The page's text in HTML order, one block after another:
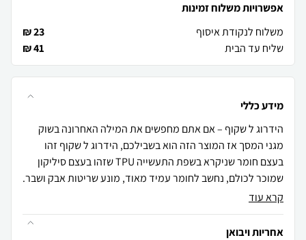
אפשרויות משלוח זמינות
משלוח לנקודת איסוף
23 ₪
שליח עד הבית
41 ₪
מידע כללי
הידרוג ל שקוף – אם אתם מחפשים את המילה האחרונה בשוק
מגני המסך אז המוצר הזה הוא בשבילכם, הידרוג ל שקוף זהו
בעצם חומר שניקרא בשפת התעשייה TPU שזהו בעצם סיליקון
שמוכר לכולם, נחשב לחומר עמיד מאוד, מונע שריטות אבק ושבר.
קרא עוד
אחריות ויבואן